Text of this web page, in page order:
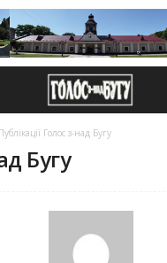
Публікації Голос з-над Бугу
Бугу